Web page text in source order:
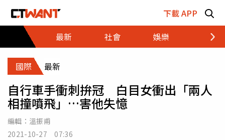
下載 APP
最新
社會 娛樂 財經
國際 最新
自行車手衝刺拚冠 白目女衝出「兩人
相撞噴飛」…害他失憶
編輯： 溫振甫
2021-10-27 07:36